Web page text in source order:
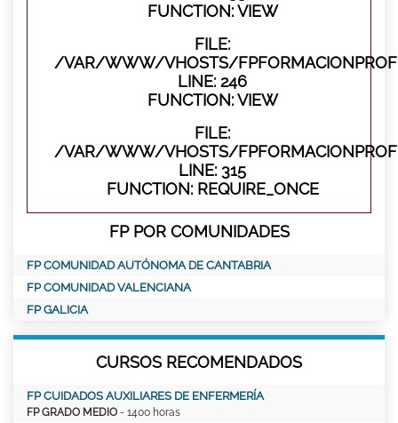
FUNCTION: VIEW
FILE:
/VAR/WWW/VHOSTS/
LINE: 246
FUNCTION: VIEW
FILE:
/VAR/WWW/VHOSTS/
LINE: 315
FUNCTION: REQUIRE_ONCE
FP POR COMUNIDADES
FP COMUNIDAD AUTÓNOMA DE CANTABRIA
FP COMUNIDAD VALENCIANA
FP GALICIA
CURSOS RECOMENDADOS
FP CUIDADOS AUXILIARES DE ENFERMERÍA
FP GRADO MEDIO - 1400 horas